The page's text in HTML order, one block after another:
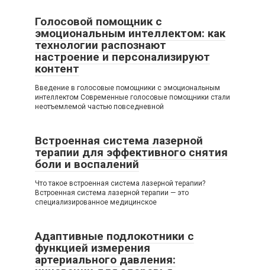
Голосовой помощник с
эмоциональным интеллектом: как
технологии распознают
настроение и персонализируют
контент
Введение в голосовые помощники с эмоциональным
интеллектом Современные голосовые помощники стали
неотъемлемой частью повседневной
Встроенная система лазерной
терапии для эффективного снятия
боли и воспалений
Что такое встроенная система лазерной терапии?
Встроенная система лазерной терапии — это
специализированное медицинское
Адаптивные подлокотники с
функцией измерения
артериального давления: